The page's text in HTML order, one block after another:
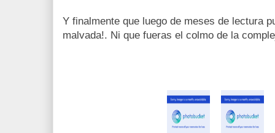
Y finalmente que luego de meses de lectura
malvada!. Ni que fueras el colmo de la